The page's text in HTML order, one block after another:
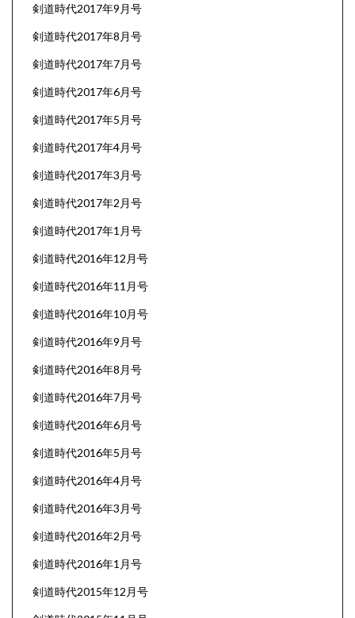
剣道時代2017年9月号
剣道時代2017年8月号
剣道時代2017年7月号
剣道時代2017年6月号
剣道時代2017年5月号
剣道時代2017年4月号
剣道時代2017年3月号
剣道時代2017年2月号
剣道時代2017年1月号
剣道時代2016年12月号
剣道時代2016年11月号
剣道時代2016年10月号
剣道時代2016年9月号
剣道時代2016年8月号
剣道時代2016年7月号
剣道時代2016年6月号
剣道時代2016年5月号
剣道時代2016年4月号
剣道時代2016年3月号
剣道時代2016年2月号
剣道時代2016年1月号
剣道時代2015年12月号